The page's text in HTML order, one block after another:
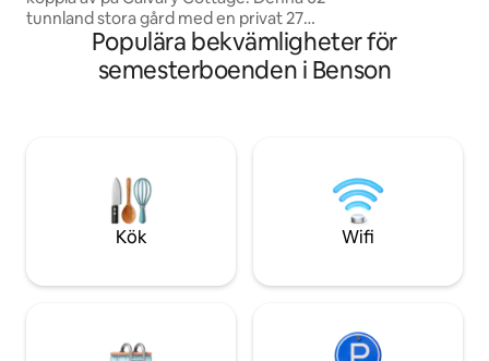
tunnland stora gård med en privat 27
tunnland stor sjö kommer att förvåna
dig med sin lantliga charm och stadens
bekvämlighet, med nybakat bröd och
vänliga gårdsdjur. Rabatt för militärer,
veteraner och räddningspersonal. Skicka
ett meddelande till värden för detaljer.
vilsamma
perfekt natts
Dunn, kommer
värme som du
Populära bekvämligheter för
semesterboenden i Benson
Kök Wifi